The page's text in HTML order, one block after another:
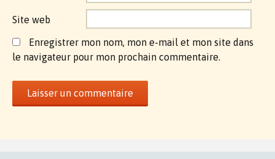
Site web
Enregistrer mon nom, mon e-mail et mon site dans
le navigateur pour mon prochain commentaire.